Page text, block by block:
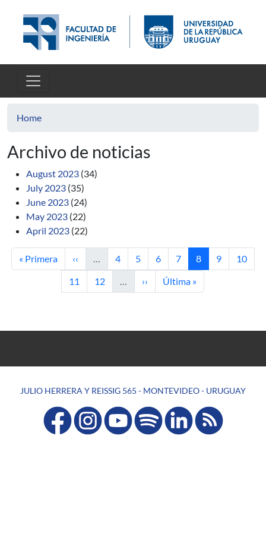
Home
Archivo de noticias
August 2023 (34)
July 2023 (35)
June 2023 (24)
May 2023 (22)
April 2023 (22)
First page
« Primera Previous page
‹‹ … Page
4 Page
5 Page
6 Page
7 Current page
8 Page
9 Page
10
Page
11 Page
12 … Next page
›› Last page
Última »
JULIO HERRERA Y REISSIG 565 - MONTEVIDEO - URUGUAY